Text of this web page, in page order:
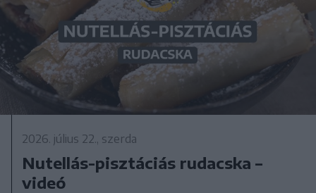
2026. július 22., szerda
Nutellás-pisztáciás rudacska –
videó